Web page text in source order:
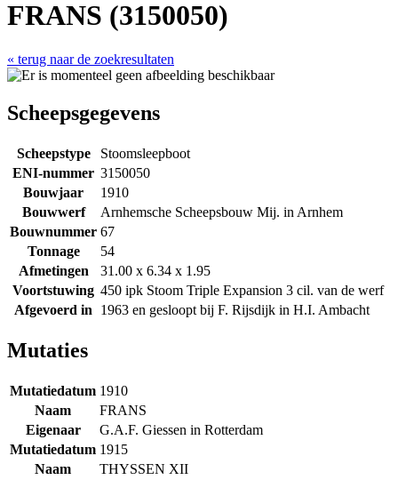
FRANS (3150050)
« terug naar de zoekresultaten
Scheepsgegevens
Scheepstype
Stoomsleepboot
ENI-nummer 3150050
Bouwjaar
1910
Bouwwerf
Arnhemsche Scheepsbouw Mij. in Arnhem
Bouwnummer 67
Tonnage
54
Afmetingen
31.00 x 6.34 x 1.95
Voortstuwing 450 ipk Stoom Triple Expansion 3 cil. van de werf
Afgevoerd in
1963 en gesloopt bij F. Rijsdijk in H.I. Ambacht
Mutaties
Mutatiedatum 1910
Naam
FRANS
Eigenaar
G.A.F. Giessen in Rotterdam
Mutatiedatum 1915
Naam
THYSSEN XII